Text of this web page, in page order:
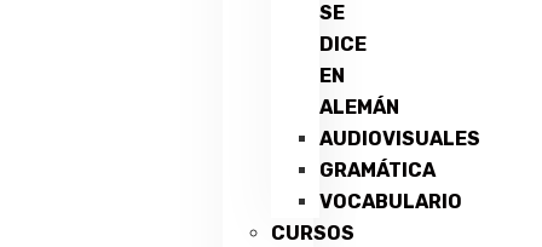
SE
DICE
EN
ALEMÁN
AUDIOVISUALES
GRAMÁTICA
VOCABULARIO
CURSOS